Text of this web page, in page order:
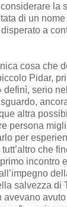
la
di un
a
cosa che
Pidar,
definì, serio
altra
persona
per
che
incontro
salvezza di
avevano